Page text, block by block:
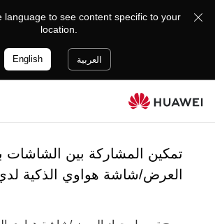
language to see content specific to your
location.
العربية English
تمكين المشاركة بين الشاشات
العرض/شاشة هواوي الذكية